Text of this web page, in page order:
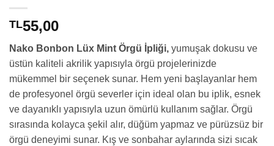
TL55,00
Nako Bonbon Lüx Mint Örgü İpliği, yumuşak dokusu ve
üstün kaliteli akrilik yapısıyla örgü projelerinizde
mükemmel bir seçenek sunar. Hem yeni başlayanlar hem
de profesyonel örgü severler için ideal olan bu iplik, esnek
ve dayanıklı yapısıyla uzun ömürlü kullanım sağlar. Örgü
sırasında kolayca şekil alır, düğüm yapmaz ve pürüzsüz bir
örgü deneyimi sunar. Kış ve sonbahar aylarında sizi sıcak